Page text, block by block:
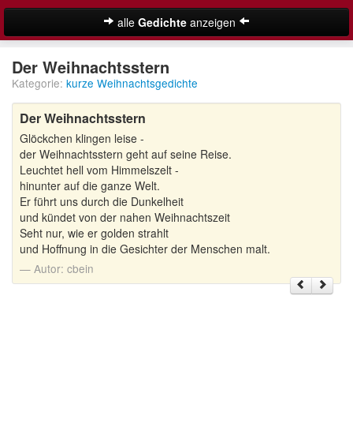
alle Gedichte anzeigen
Adventsgedichte
Besinnliche Weihnachtsgedichte
Kurze Weihnachtsgedichte
Lustige Weihnachtsgedichte
Schöne Weihnachtsgedichte
Weihnachtsgedichte für Kinder
Adventskalender
Der Weihnachtsstern
Kategorie: kurze Weihnachtsgedichte
Der Weihnachtsstern
Glöckchen klingen leise -
der Weihnachtsstern geht auf seine Reise.
Leuchtet hell vom Himmelszelt -
hinunter auf die ganze Welt.
Er führt uns durch die Dunkelheit
und kündet von der nahen Weihnachtszeit
Seht nur, wie er golden strahlt
und Hoffnung in die Gesichter der Menschen malt.
Autor: cbein